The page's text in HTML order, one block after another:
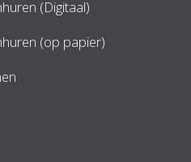
(Digitaal)
(op papier)